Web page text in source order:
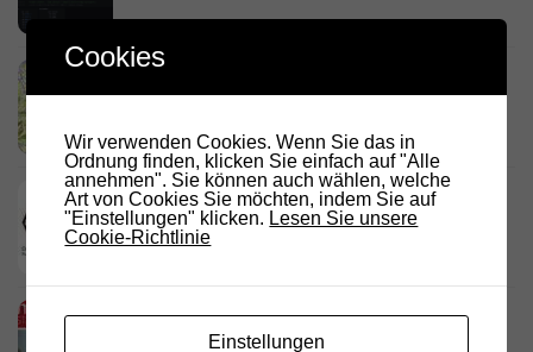
Standort
DARC Rundspruch 29/2026
23. JULI 2026
D.R.C. in den Medien – Meraner
Stadtanzeiger
Cookies
Wir verwenden Cookies. Wenn Sie das in
Ordnung finden, klicken Sie einfach auf "Alle
annehmen". Sie können auch wählen, welche
Art von Cookies Sie möchten, indem Sie auf
"Einstellungen" klicken. Lesen Sie unsere
Cookie-Richtlinie
Einstellungen